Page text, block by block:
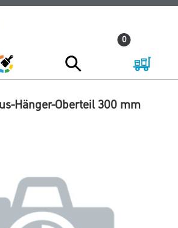
0
Hänger-Oberteil 300 mm